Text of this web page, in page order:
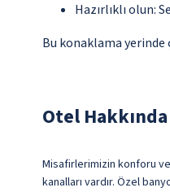
Hazırlıklı olun:
Bu konaklama yerinde
Otel Hakkında
Misafirlerimizin konforu
kanalları vardır. Özel